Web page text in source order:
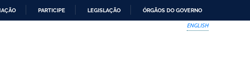
PARTICIPE LEGISLAÇÃO ÓRGÃOS DO GOVERNO
ENGLISH